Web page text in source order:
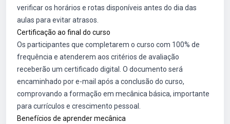
verificar os horários e rotas disponíveis antes do dia das
aulas para evitar atrasos.
Certificação ao final do curso
Os participantes que completarem o curso com 100% de
frequência e atenderem aos critérios de avaliação
receberão um certificado digital. O documento será
encaminhado por e-mail após a conclusão do curso,
comprovando a formação em mecânica básica, importante
para currículos e crescimento pessoal.
Benefícios de aprender mecânica